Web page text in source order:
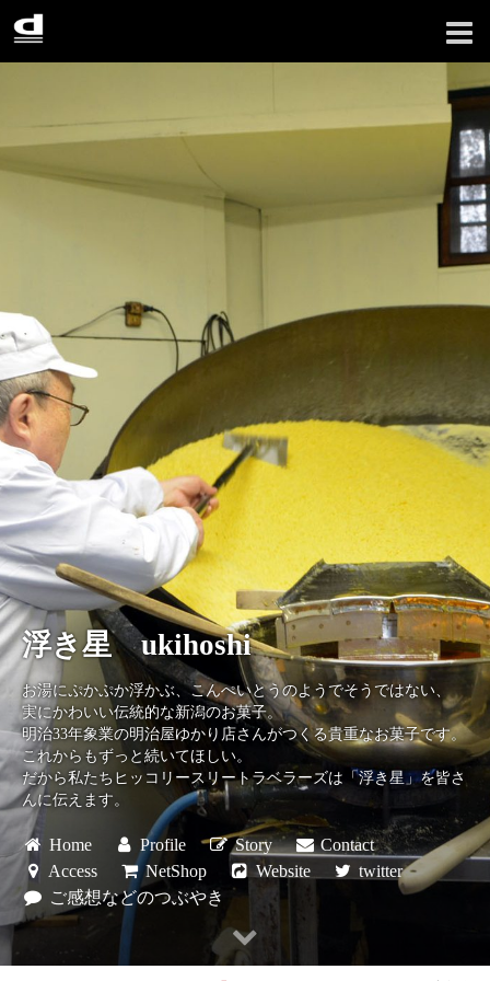
浮き星 ukihoshi
お湯にぷかぷか浮かぶ、こんぺいとうのようでそうではない、
実にかわいい伝統的な新潟のお菓子。
明治33年象業の明治屋ゆかり店さんがつくる貴重なお菓子です。
これからもずっと続いてほしい。
だから私たちヒッコリースリートラベラーズは「浮き星」を皆さ
んに伝えます。
Home Profile Story
Contact
Access
NetShop Website
twitter
ご感想などのつぶやき